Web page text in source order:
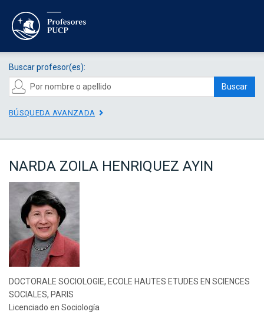
Buscar profesor(es):
Buscar
BÚSQUEDA AVANZADA
NARDA ZOILA HENRIQUEZ AYIN
DOCTORALE SOCIOLOGIE, ECOLE HAUTES ETUDES EN SCIENCES
SOCIALES, PARIS
Licenciado en Sociología